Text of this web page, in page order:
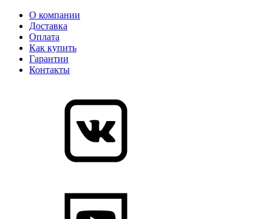
О компании
Доставка
Оплата
Как купить
Гарантии
Контакты